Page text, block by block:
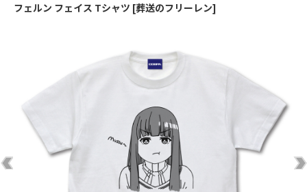
フェルン フェイス Tシャツ [葬送のフリーレン]